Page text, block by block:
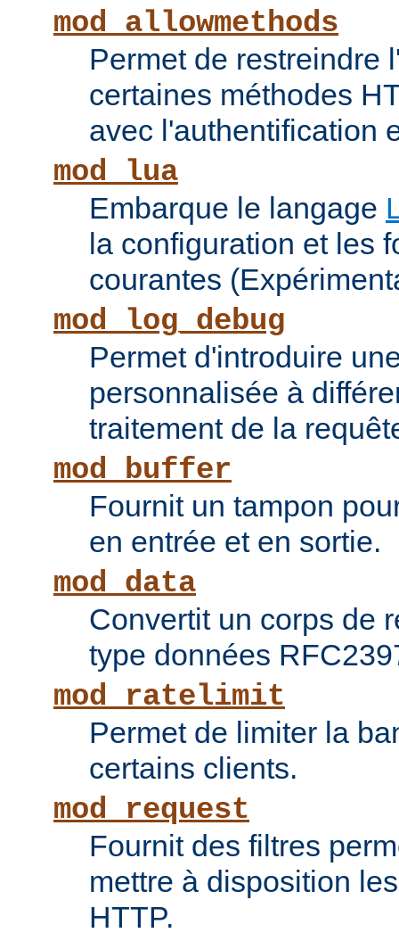
mod_allowmethods
Permet de restreindre
certaines méthodes
avec l'authentification
mod_lua
Embarque le langage
la configuration et les
courantes
mod_log_debug
Permet d'introduire
personnalisée à
traitement de la
mod_buffer
Fournit un tampon
en entrée et en sortie.
mod_data
Convertit un corps de
type données
mod_ratelimit
Permet de limiter la
certains clients.
mod_request
Fournit des filtres
mettre à disposition
HTTP.